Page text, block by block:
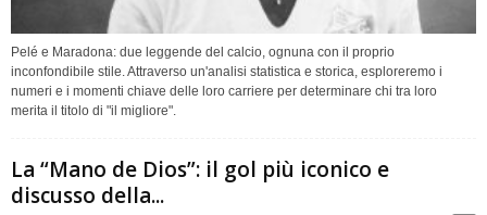
Pelé e Maradona: due leggende del calcio, ognuna con il proprio
inconfondibile stile. Attraverso un'analisi statistica e storica, esploreremo i
numeri e i momenti chiave delle loro carriere per determinare chi tra loro
merita il titolo di "il migliore".
La “Mano de Dios”: il gol più iconico e
discusso della...